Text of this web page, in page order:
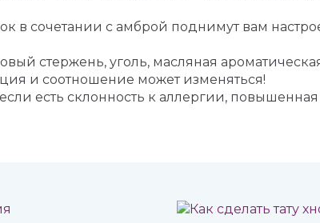
в сочетании с амброй поднимут вам
стержень, уголь, масляная
и соотношение может изменяться!
есть склонность к аллергии,